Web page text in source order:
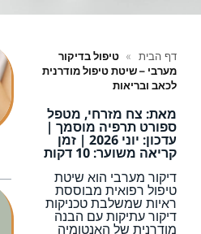
דף הבית » טיפול בדיקור
מערבי – שיטת טיפול מודרנית
לכאב ובריאות
מאת: צח מזרחי, מטפל
ספורט תרפיה מוסמך |
עדכון: יוני 2026 | זמן
קריאה משוער: 10 דקות
דיקור מערבי הוא שיטת
טיפול רפואית מבוססת
ראיות שמשלבת טכניקות
דיקור עתיקות עם הבנה
מודרנית של האנטומיה